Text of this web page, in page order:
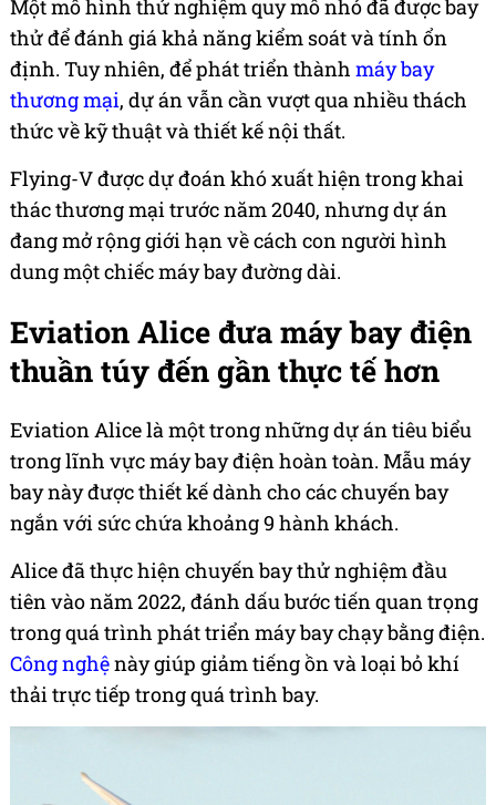
Một mô hình thử nghiệm quy mô nhỏ đã được bay
thử để đánh giá khả năng kiểm soát và tính ổn
định. Tuy nhiên, để phát triển thành máy bay
thương mại, dự án vẫn cần vượt qua nhiều thách
thức về kỹ thuật và thiết kế nội thất.
Flying-V được dự đoán khó xuất hiện trong khai
thác thương mại trước năm 2040, nhưng dự án
đang mở rộng giới hạn về cách con người hình
dung một chiếc máy bay đường dài.
Eviation Alice đưa máy bay điện
thuần túy đến gần thực tế hơn
Eviation Alice là một trong những dự án tiêu biểu
trong lĩnh vực máy bay điện hoàn toàn. Mẫu máy
bay này được thiết kế dành cho các chuyến bay
ngắn với sức chứa khoảng 9 hành khách.
Alice đã thực hiện chuyến bay thử nghiệm đầu
tiên vào năm 2022, đánh dấu bước tiến quan trọng
trong quá trình phát triển máy bay chạy bằng điện.
Công nghệnày giúp giảm tiếng ồn và loại bỏ khí
thải trực tiếp trong quá trình bay.